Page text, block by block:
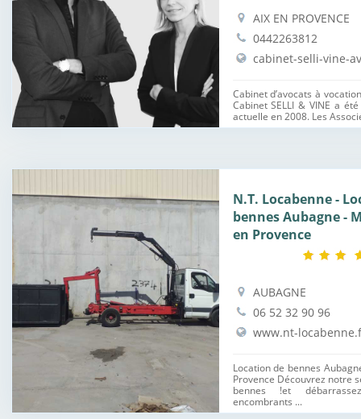
AIX EN PROVENCE
0442263812
cabinet-selli-vine-
Cabinet d’avocats à
Cabinet SELLI & VINE a
actuelle en 2008. Les
N.T. Locabenne -
bennes Aubagne -
en Provence
AUBAGNE
06 52 32 90 96
www.nt-
Location de bennes
Provence Découvrez notre
bennes !et
encombrants ...